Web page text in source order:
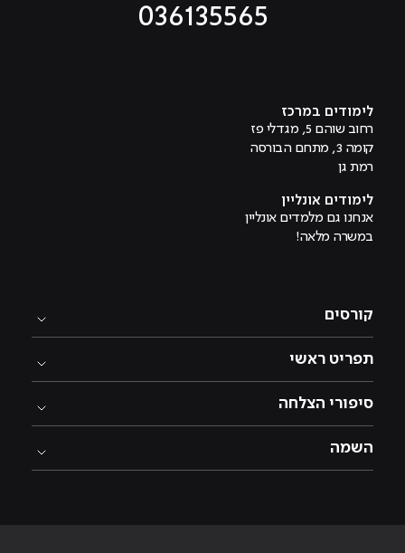
036135565
לימודים במרכז
רחוב שוהם 5, מגדלי פז
קומה 3, מתחם הבורסה
רמת גן
לימודים אונליין
אנחנו גם מלמדים אונליין
במשרה מלאה!
קורסים
תפריט ראשי
סיפורי הצלחה
השמה